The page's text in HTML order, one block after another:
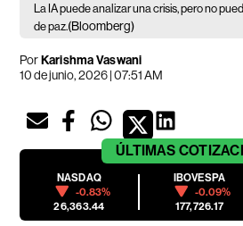
La IA puede analizar una crisis, pero no
de paz.(Bloomberg)
PorKarishma Vaswani
10 de junio, 2026 | 07:51 AM
ÚLTIMAS
NASDAQ
-0.83%
26,363.44
IBOVESPA
-0.09%
177,726.17